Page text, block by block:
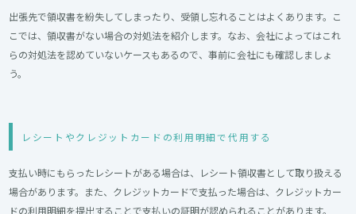
出張先で領収書を紛失してしまったり、受領し忘れることはよくあります。こ
こでは、領収書がない場合の対処法を紹介します。なお、会社によってはこれ
らの対処法を認めていないケースもあるので、事前に会社にも確認しましょ
う。
レシートやクレジットカードの利用明細で代用する
支払い時にもらったレシートがある場合は、レシート領収書として取り扱える
場合があります。また、クレジットカードで支払った場合は、クレジットカー
ドの利用明細を提出することで支払いの証明が認められることがあります。